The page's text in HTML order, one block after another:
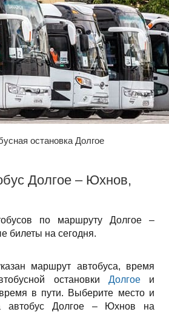
остановка Долгое
Долгое – Юхнов,
по маршруту Долгое –
билеты на сегодня.
маршрут автобуса, время
остановки Долгоеи
в пути. Выберите место и
автобус Долгое – Юхнов на